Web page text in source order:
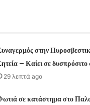
στην
– Καίει σε δυσπρόσιτο
29 λεπτά ago
σε κατάστημα στο